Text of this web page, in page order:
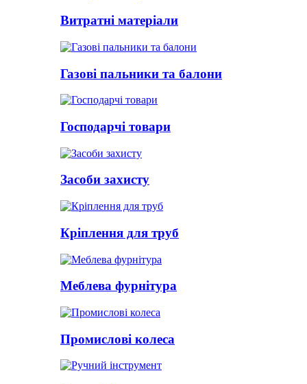
Витратні матеріали
Газові пальники та балони
Господарчі товари
Засоби захисту
Кріплення для труб
Меблева фурнітура
Промислові колеса